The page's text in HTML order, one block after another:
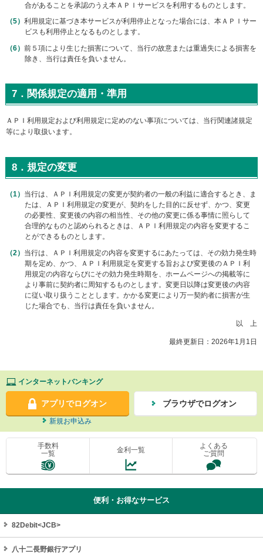
合があることを承認のうえ本ＡＰＩサービスを利用するものとします。
利用規定に基づき本サービスが利用停止となった場合には、本ＡＰＩサー
ビスも利用停止となるものとします。
前５項により生じた損害について、当行の故意または重過失による損害を
除き、当行は責任を負いません。
7．関係規定の適用・準用
ＡＰＩ利用規定および利用規定に定めのない事項については、当行関連諸規定
等により取扱います。
8．規定の変更
当行は、ＡＰＩ利用規定の変更が契約者の一般の利益に適合するとき、ま
たは、ＡＰＩ利用規定の変更が、契約をした目的に反せず、かつ、変更
の必要性、変更後の内容の相当性、その他の変更に係る事情に照らして
合理的なものと認められるときは、ＡＰＩ利用規定の内容を変更するこ
とができるものとします。
当行は、ＡＰＩ利用規定の内容を変更するにあたっては、その効力発生時
期を定め、かつ、ＡＰＩ利用規定を変更する旨および変更後のＡＰＩ利
用規定の内容ならびにその効力発生時期を、ホームページへの掲載等に
より事前に契約者に周知するものとします。変更日以降は変更後の内容
に従い取り扱うこととします。かかる変更により万一契約者に損害が生
じた場合でも、当行は責任を負いません。
以 上
最終更新日：2026年1月1日
インターネットバンキング
アプリでログオン ブラウザでログオン
新規お申込み
手数料
一覧
金利一覧
よくある
ご質問
便利・お得なサービス
82Debit<JCB>
八十二長野銀行アプリ